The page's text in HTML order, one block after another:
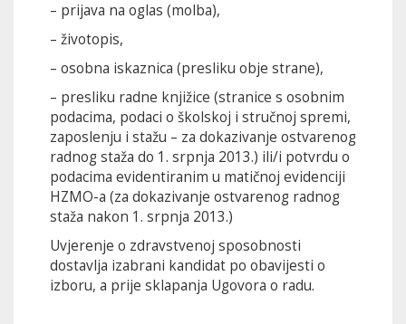
– prijava na oglas (molba),
– životopis,
– osobna iskaznica (presliku obje strane),
– presliku radne knjižice (stranice s osobnim
podacima, podaci o školskoj i stručnoj spremi,
zaposlenju i stažu – za dokazivanje ostvarenog
radnog staža do 1. srpnja 2013.) ili/i potvrdu o
podacima evidentiranim u matičnoj evidenciji
HZMO-a (za dokazivanje ostvarenog radnog
staža nakon 1. srpnja 2013.)
Uvjerenje o zdravstvenoj sposobnosti
dostavlja izabrani kandidat po obavijesti o
izboru, a prije sklapanja Ugovora o radu.